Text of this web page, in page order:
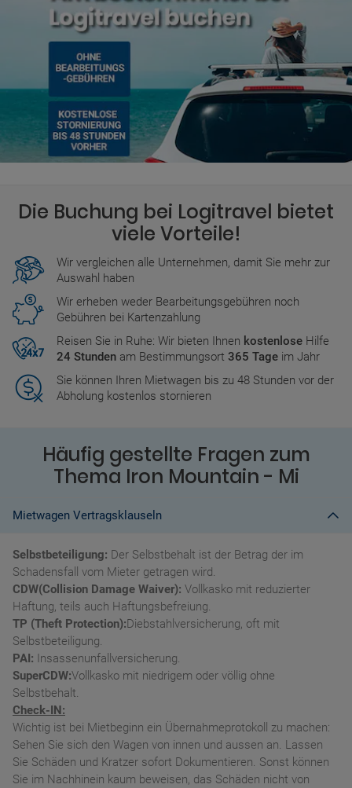
Die Buchung bei Logitravel bietet
viele Vorteile!
Wir vergleichen alle Unternehmen, damit Sie mehr zur
Auswahl haben
Wir erheben weder Bearbeitungsgebühren noch
Gebühren bei Kartenzahlung
Reisen Sie in Ruhe: Wir bieten Ihnen kostenlose Hilfe
24 Stunden am Bestimmungsort 365 Tage im Jahr
Sie können Ihren Mietwagen bis zu 48 Stunden vor der
Abholung kostenlos stornieren
Häufig gestellte Fragen zum
Thema Iron Mountain - Mi
Mietwagen Vertragsklauseln
Selbstbeteiligung: Der Selbstbehalt ist der Betrag der im
Schadensfall vom Mieter getragen wird.
CDW(Collision Damage Waiver): Vollkasko mit reduzierter
Haftung, teils auch Haftungsbefreiung.
TP (Theft Protection):Diebstahlversicherung, oft mit
Selbstbeteiligung.
PAI: Insassenunfallversicherung.
SuperCDW:Vollkasko mit niedrigem oder völlig ohne
Selbstbehalt.
Check-IN:
Wichtig ist bei Mietbeginn ein Übernahmeprotokoll zu machen:
Sehen Sie sich den Wagen von innen und aussen an. Lassen
Sie Schäden und Kratzer sofort Dokumentieren. Sonst können
Sie im Nachhinein kaum beweisen, das Schäden nicht von